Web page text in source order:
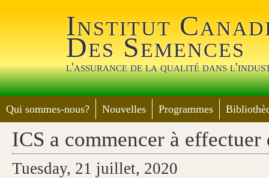
Institut
Des Semences
l'assurance de la qualité dans
Qui sommes-nous? Nouvelles Programmes
ICS a commencer à
Tuesday, 21 juillet, 2020